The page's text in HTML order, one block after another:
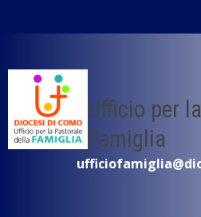
Ufficio per
Famiglia